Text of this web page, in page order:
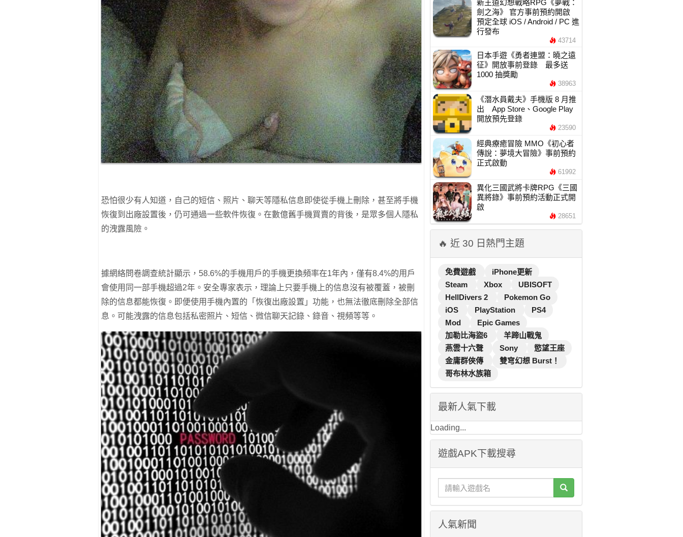
恐怕很少有人知道，自己的短信、照片、聊天等隱私信息即使從手機上刪除，甚至將手機
恢復到出廠設置後，仍可通過一些軟件恢復。在數億舊手機買賣的背後，是眾多個人隱私
的洩露風險。
據網絡問卷調查統計顯示，58.6%的手機用戶的手機更換頻率在1年內，僅有8.4%的用戶
會使用同一部手機超過2年。安全專家表示，理論上只要手機上的信息沒有被覆蓋，被刪
除的信息都能恢復。即便使用手機內置的「恢復出廠設置」功能，也無法徹底刪除全部信
息。可能洩露的信息包括私密照片、短信、微信聊天記錄、錄音、視頻等等。
新王道幻想戰略RPG《夢戰：
劍之海》 官方事前預約開啟
預定全球 iOS / Android / PC 進
行發布
43714
日本手遊《勇者連盟：曉之遠
征》開放事前登錄 最多送
1000 抽獎勵
38963
《潛水員戴夫》手機版 8 月推
出 App Store、Google Play
開放預先登錄
23590
經典療癒冒險 MMO《初心者
傳說：夢境大冒險》事前預約
正式啟動
61992
異化三國武將卡牌RPG《三國
異將錄》事前預約活動正式開
啟
28651
🔥 近 30 日熱門主題
免費遊戲
iPhone更新
Steam
Xbox
UBISOFT
HellDivers 2
Pokemon Go
iOS
PlayStation
PS4
Mod
Epic Games
加勒比海盜6
羊蹄山戰鬼
燕雲十六聲
Sony
慾望王座
金庸群俠傳
雙穹幻想 Burst！
哥布林水族箱
最新人氣下載
Loading...
遊戲APK下載搜尋
人氣新聞